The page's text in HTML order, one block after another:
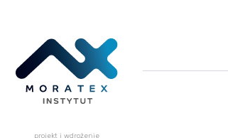
projekt i wdrożenie